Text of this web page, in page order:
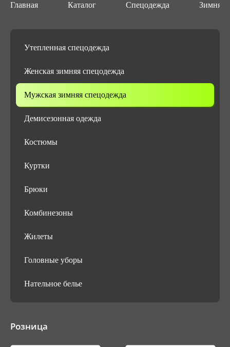
Главная Каталог Спецодежда Зимняя
Утепленная спецодежда
Женская зимняя спецодежда
Мужская зимняя спецодежда
Демисезонная одежда
Костюмы
Куртки
Брюки
Комбинезоны
Жилеты
Головные уборы
Нательное белье
Розница